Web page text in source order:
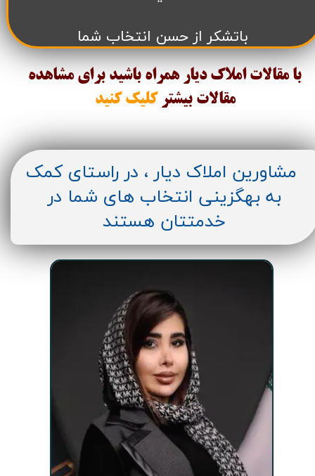
باتشکر از حسن انتخاب شما
با مقالات املاک دیار همراه باشید برای مشاهده
مقالات بیشتر کلیک کنید
مشاورین املاک دیار ، در راستای کمک
به بهگزینی انتخاب های شما در
خدمتتان هستند